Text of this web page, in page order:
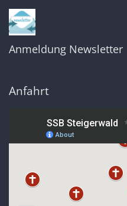
Anmeldung Newsletter
Anfahrt